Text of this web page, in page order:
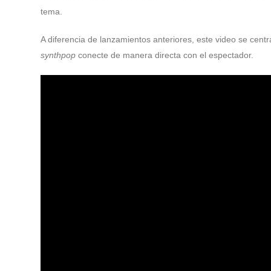
tema.
A diferencia de lanzamientos anteriores, este video se
synthpop conecte de manera directa con el espectador.